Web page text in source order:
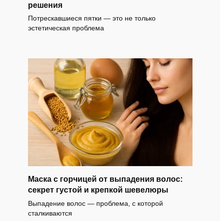
решения
Потрескавшиеся пятки — это не только
эстетическая проблема
Маска с горчицей от выпадения волос:
секрет густой и крепкой шевелюры
Выпадение волос — проблема, с которой
сталкиваются